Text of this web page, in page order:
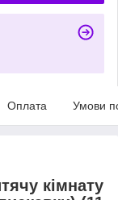
Оплата Умови
кімнату